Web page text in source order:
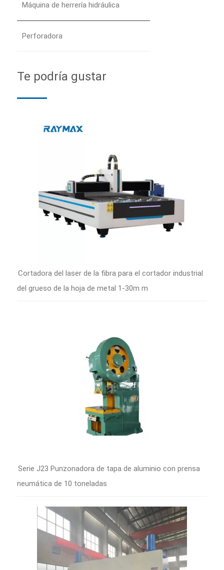
Máquina de herrería hidráulica
Perforadora
Te podría gustar
Cortadora del laser de la fibra para el cortador industrial
del grueso de la hoja de metal 1-30m m
Serie J23 Punzonadora de tapa de aluminio con prensa
neumática de 10 toneladas